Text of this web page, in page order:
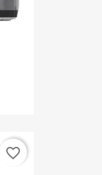
favorite_border